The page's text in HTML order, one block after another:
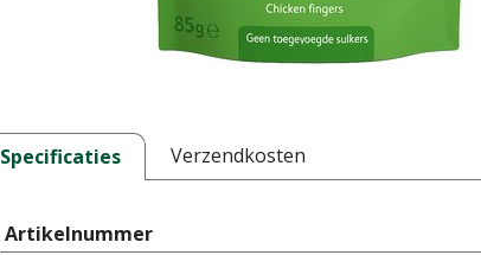
Specificaties Verzendkosten
Artikelnummer